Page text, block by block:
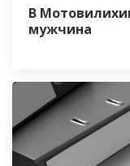
В
мужчина